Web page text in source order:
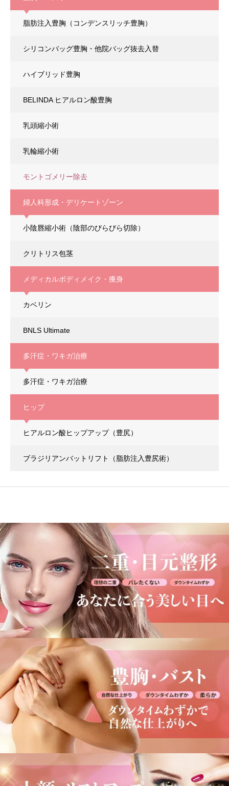
脂肪注入豊胸 （コンデンスリッチ豊胸）
シリコンバッグ豊胸 ・他院バッグ抜去入替
ハイブリッド豊胸
BELINDA ヒアルロン酸豊胸
乳頭縮小術
乳輪縮小術
モントゴメリー除去
婦人科形成・デリケートゾーン
小陰唇縮小術 （陰部のびらびら切除）
クリトリス包茎
メディカルボディメイク・痩身
カベリン
BNLS Ultimate
多汗症・ワキガ治療
多汗症・ワキガ治療
ヒップ
ヒアルロン酸ヒップアップ（豊尻）
ブラジリアンバットリフト （脂肪注入豊尻術）